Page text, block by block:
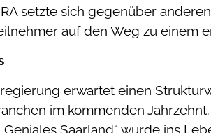
setzte sich gegenüber
auf den Weg zu einem
erwartet einen
im kommenden
Saarland“ wurde ins